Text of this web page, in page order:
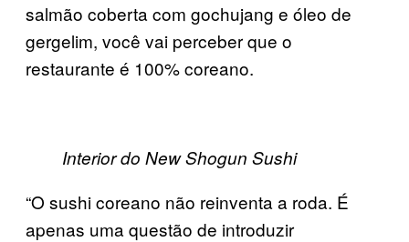
salmão coberta com gochujang e óleo de
gergelim, você vai perceber que o
restaurante é 100% coreano.
Interior do New Shogun Sushi
“O sushi coreano não reinventa a roda. É
apenas uma questão de introduzir